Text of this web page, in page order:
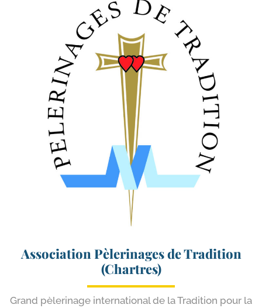
Association Pèlerinages de Tradition
(Chartres)
Grand pèle­ri­nage inter­na­tio­nal de la Tradition pour la